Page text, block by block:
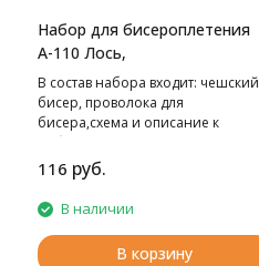
Набор для бисероплетения
А-110 Лось,
В cостав набора входит: чешский
бисер, проволока для
бисера,схема и описание к
работе.
116 руб.
В наличии
В корзину